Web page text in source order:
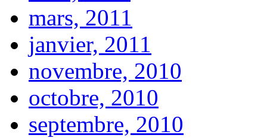
mars, 2011
janvier, 2011
novembre, 2010
octobre, 2010
septembre, 2010